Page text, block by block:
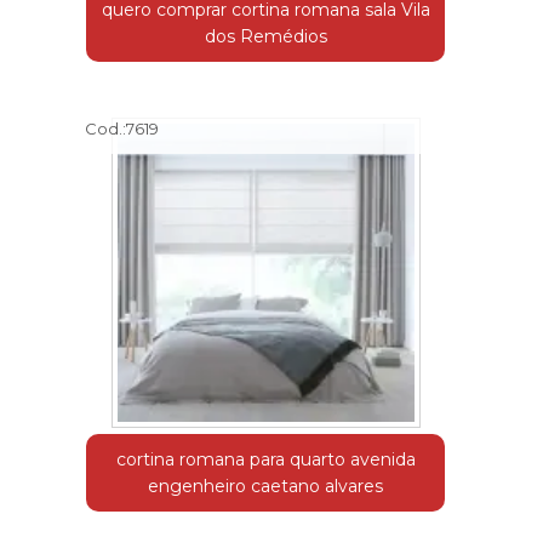
quero comprar cortina romana sala Vila
dos Remédios
Cod.:7619
cortina romana para quarto avenida
engenheiro caetano alvares